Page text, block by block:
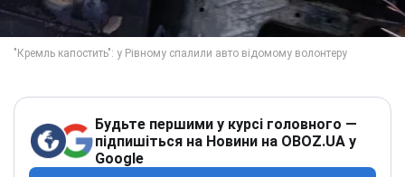
Будьте першими у курсі головного —
підпишіться на Новини на OBOZ.UA у
Google